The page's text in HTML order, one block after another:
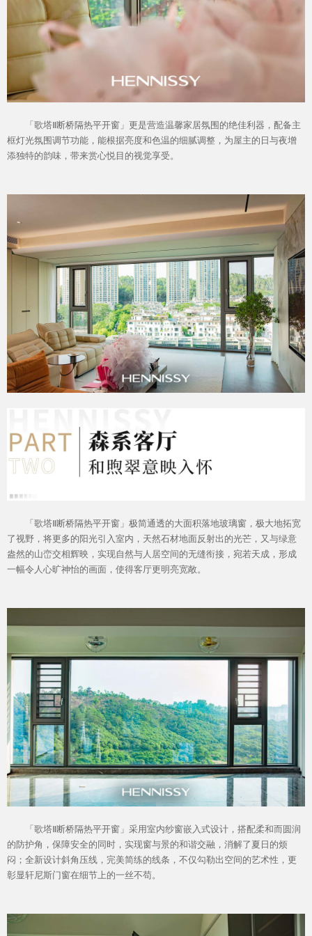
品牌资讯
Hennissy海外官网
「歌塔Ⅱ断桥隔热平开窗」更是营造温馨家居氛围的绝佳利器，配备主
框灯光氛围调节功能，能根据亮度和色温的细腻调整，为屋主的日与夜增
添独特的韵味，带来赏心悦目的视觉享受。
「歌塔Ⅱ断桥隔热平开窗」极简通透的大面积落地玻璃窗，极大地拓宽
了视野，将更多的阳光引入室内，天然石材地面反射出的光芒，又与绿意
盎然的山峦交相辉映，实现自然与人居空间的无缝衔接，宛若天成，形成
一幅令人心旷神怡的画面，使得客厅更明亮宽敞。
「歌塔Ⅱ断桥隔热平开窗」采用室内纱窗嵌入式设计，搭配柔和而圆润
的防护角，保障安全的同时，实现窗与景的和谐交融，消解了夏日的烦
闷；全新设计斜角压线，完美简练的线条，不仅勾勒出空间的艺术性，更
彰显轩尼斯门窗在细节上的一丝不苟。